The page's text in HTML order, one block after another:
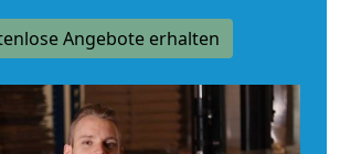
Angebote erhalten